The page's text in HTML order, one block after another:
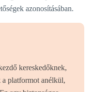
azonosításában.
kereskedőknek,
platformot anélkül,